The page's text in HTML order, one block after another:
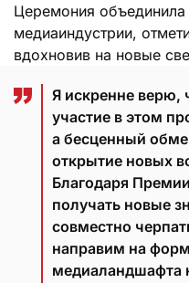
Церемония
медиаиндустрии,
вдохновив на новые
Я искренне верю,
участие в этом
а бесценный
открытие новых
Благодаря
получать новые
совместно
направим на